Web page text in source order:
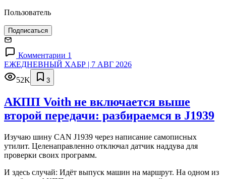
Пользователь
Подписаться
Комментарии 1
ЕЖЕДНЕВНЫЙ ХАБР | 7 АВГ 2026
52K
3
АКПП Voith не включается выше
второй передачи: разбираемся в J1939
Изучаю шину CAN J1939 через написание самописных
утилит. Целенаправленно отключал датчик наддува для
проверки своих программ.
И здесь случай: Идёт выпуск машин на маршрут. На одном из